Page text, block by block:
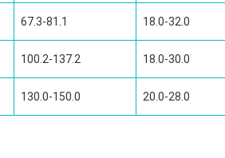
67.3-81.1 18.0-32.0
100.2-137.2 18.0-30.0
130.0-150.0 20.0-28.0